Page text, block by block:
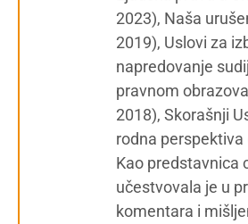
2023), Naša
2019), Uslovi za
napredovanje
pravnom
2018), Skorašnji
rodna perspektiva
Kao predstavnica
učestvovala je u
komentara i